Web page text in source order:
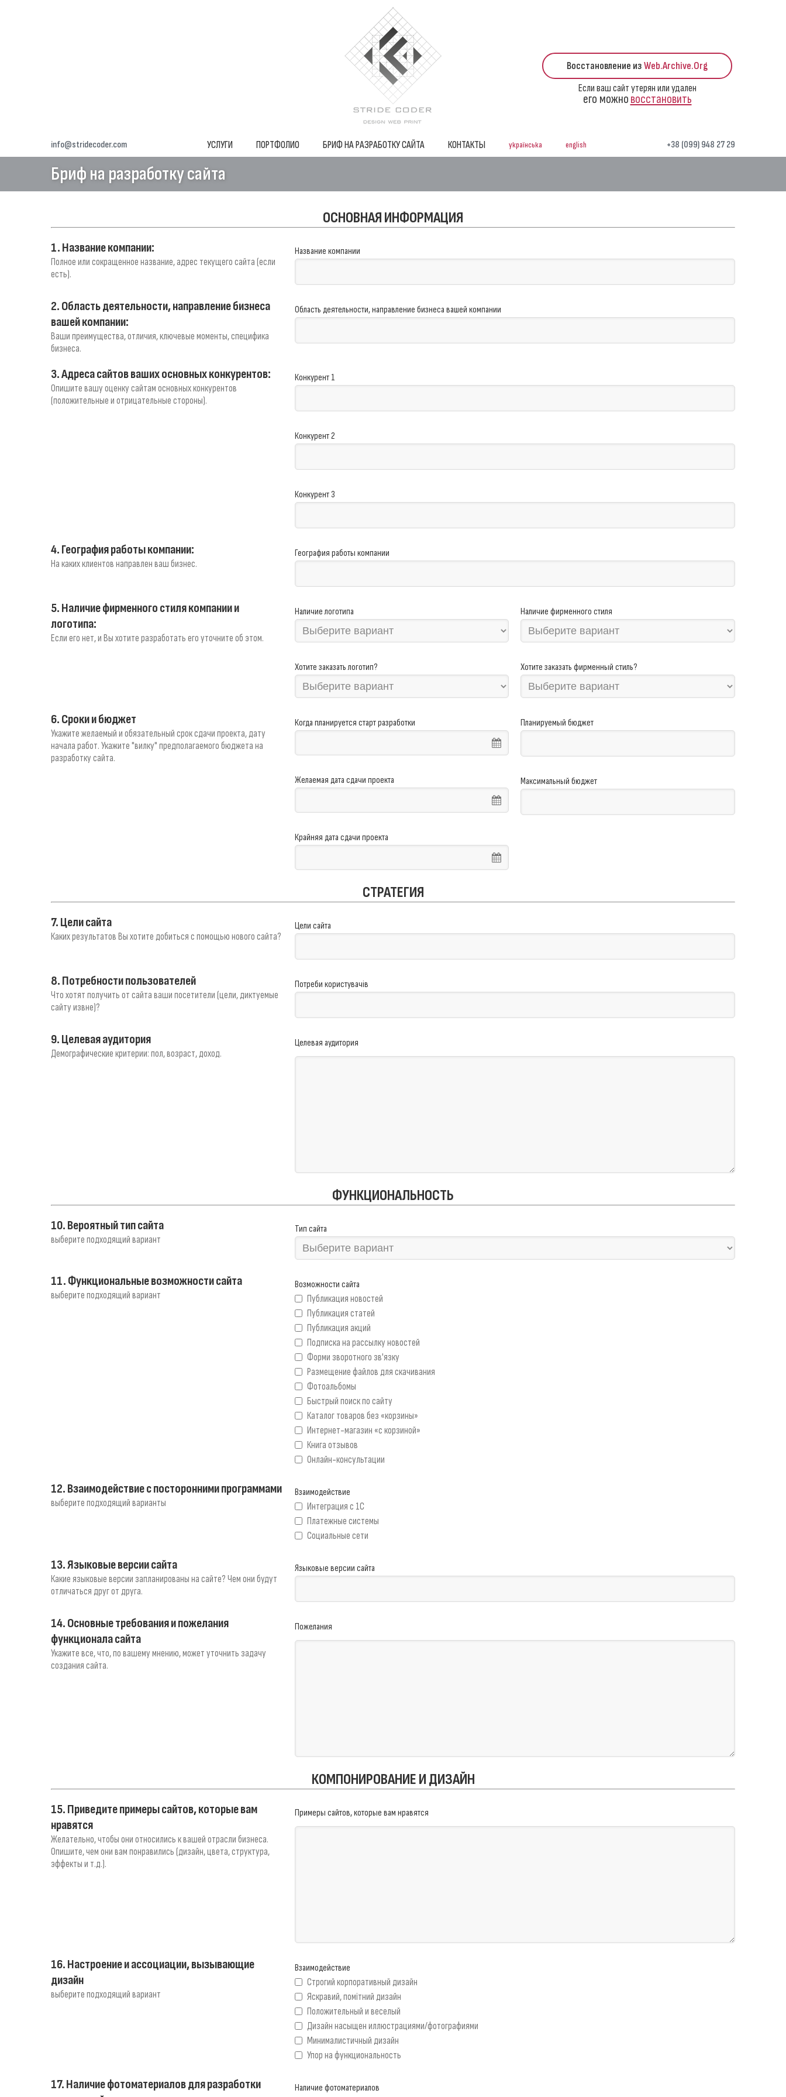
Восстановление изWeb.Archive.Org
Если ваш сайт утерян или удален
его можновосстановить
info@stridecoder.com УСЛУГИ ПОРТФОЛИО БРИФ НА РАЗРАБОТКУ САЙТА КОНТАКТЫ українська english +38 (099) 948 27 29
Бриф на разработку сайта
ОСНОВНАЯ ИНФОРМАЦИЯ
1. Название компании:
Полное или сокращенное название, адрес текущего сайта (если
есть).
Название компании
2. Область деятельности, направление бизнеса
вашей компании:
Ваши преимущества, отличия, ключевые моменты, специфика
бизнеса.
Область деятельности, направление бизнеса вашей компании
3. Адреса сайтов ваших основных конкурентов:
Опишите вашу оценку сайтам основных конкурентов
(положительные и отрицательные стороны).
Конкурент 1
Конкурент 2
Конкурент 3
4. География работы компании:
На каких клиентов направлен ваш бизнес.
География работы компании
5. Наличие фирменного стиля компании и
логотипа:
Если его нет, и Вы хотите разработать его уточните об этом.
Наличие логотипа
Хотите заказать логотип?
Наличие фирменного стиля
Хотите заказать фирменный стиль?
6. Сроки и бюджет
Укажите желаемый и обязательный срок сдачи проекта, дату
начала работ. Укажите "вилку" предполагаемого бюджета на
разработку сайта.
Когда планируется старт разработки
Желаемая дата сдачи проекта
Крайняя дата сдачи проекта
Планируемый бюджет
Максимальный бюджет
СТРАТЕГИЯ
7. Цели сайта
Каких результатов Вы хотите добиться с помощью нового сайта?
Цели сайта
8. Потребности пользователей
Что хотят получить от сайта ваши посетители (цели, диктуемые
сайту извне)?
Потреби користувачів
9. Целевая аудитория
Демографические критерии: пол, возраст, доход.
Целевая аудитория
ФУНКЦИОНАЛЬНОСТЬ
10. Вероятный тип сайта
выберите подходящий вариант
Тип сайта
11. Функциональные возможности сайта
выберите подходящий вариант
Возможности сайта
Публикация новостей
Публикация статей
Публикация акций
Подписка на рассылку новостей
Форми зворотного зв'язку
Размещение файлов для скачивания
Фотоальбомы
Быстрый поиск по сайту
Каталог товаров без «корзины»
Интернет-магазин «с корзиной»
Книга отзывов
Онлайн-консультации
12. Взаимодействие с посторонними программами
выберите подходящий варианты
Взаимодействие
Интеграция с 1С
Платежные системы
Социальные сети
13. Языковые версии сайта
Какие языковые версии запланированы на сайте? Чем они будут
отличаться друг от друга.
Языковые версии сайта
14. Основные требования и пожелания
функционала сайта
Укажите все, что, по вашему мнению, может уточнить задачу
создания сайта.
Пожелания
КОМПОНИРОВАНИЕ И ДИЗАЙН
15. Приведите примеры сайтов, которые вам
нравятся
Желательно, чтобы они относились к вашей отрасли бизнеса.
Опишите, чем они вам понравились (дизайн, цвета, структура,
эффекты и т.д.).
Примеры сайтов, которые вам нравятся
16. Настроение и ассоциации, вызывающие
дизайн
выберите подходящий вариант
Взаимодействие
Строгий корпоративный дизайн
Яскравий, помітний дизайн
Положительный и веселый
Дизайн насыщен иллюстрациями/фотографиями
Минималистичный дизайн
Упор на функциональность
17. Наличие фотоматериалов для разработки
Наличие фотоматериалов